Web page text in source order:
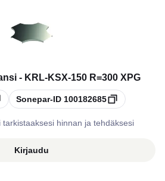
- KRL-KSX-150 R=300 XPG
Kopioi
Sonepar-ID 100182685
hinnan ja tehdäksesi
Kirjaudu